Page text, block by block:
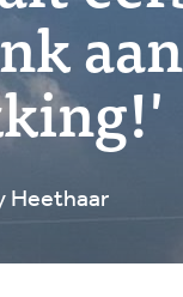
Heethaar